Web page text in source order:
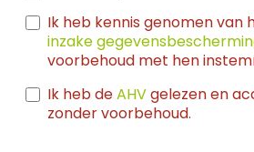
Ik heb kennis genomen van
inzake
voorbehoud met hen
Ik heb deAHVgelezen en
zonder voorbehoud.